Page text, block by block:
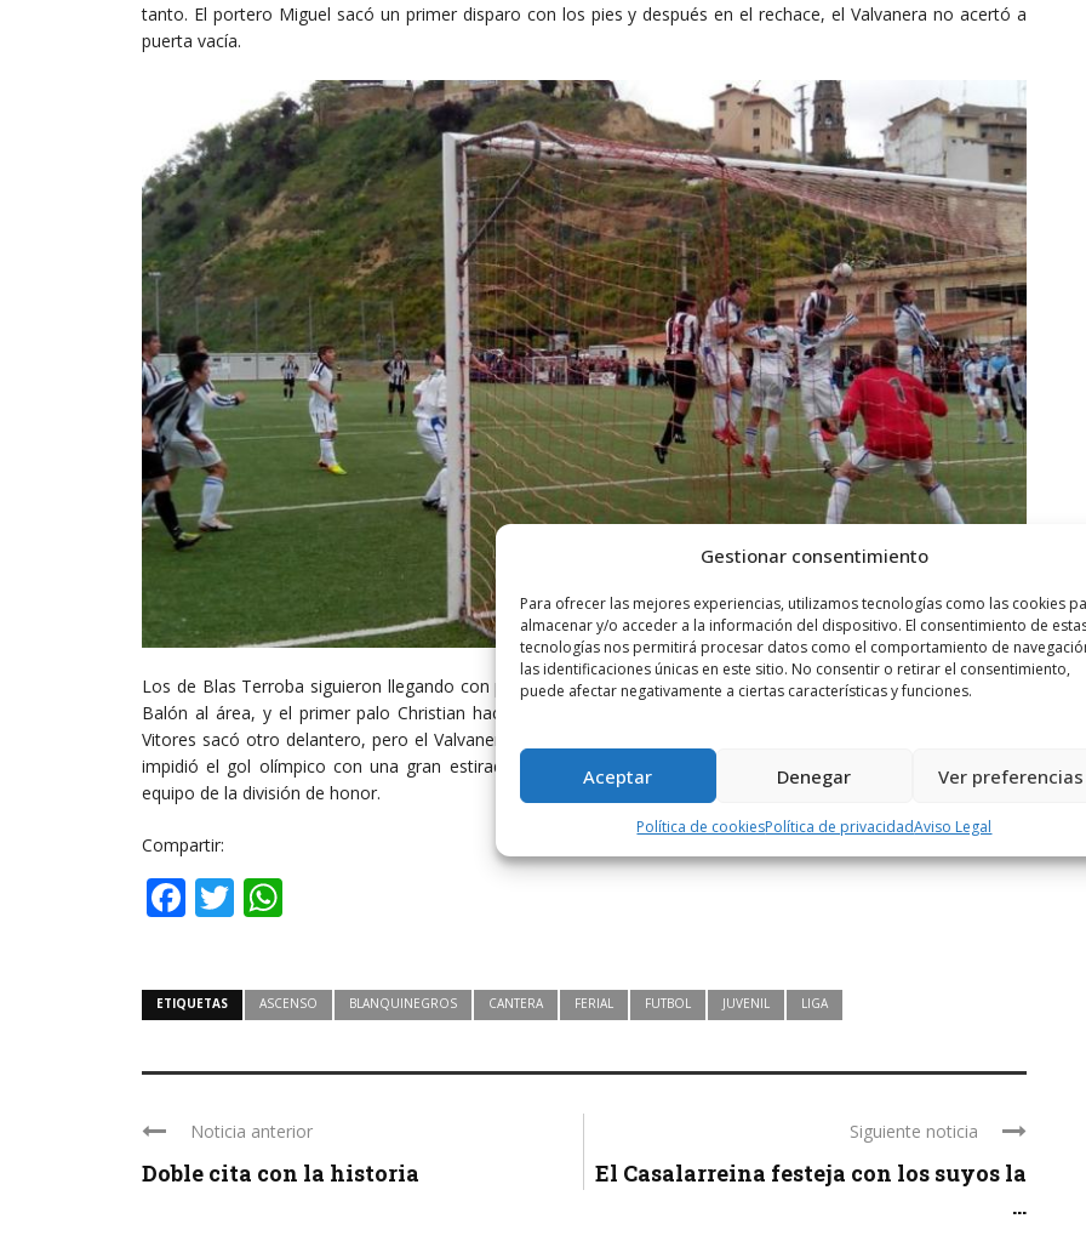
Gestionar consentimiento
Para ofrecer las mejores experiencias, utilizamos tecnologías como las cookies
almacenar y/o acceder a la información del dispositivo. El consentimiento de
tecnologías nos permitirá procesar datos como el comportamiento de
las identificaciones únicas en este sitio. No consentir o retirar el consentimiento,
puede afectar negativamente a ciertas características y funciones.
Aceptar Denegar Ver preferencias
Política de cookiesPolítica de privacidadAviso Legal
tanto. El portero Miguel sacó un primer disparo con los pies y después en el rechace, el Valvanera no acertó a
puerta vacía.
Los de Blas Terroba siguieron llegando con peligro y un centro desde su banda izquierda llegó el definitivo 1-2.
Balón al área, y el primer palo Christian hacía el gol del desempate. El Haro se fue con todo al ataque. Kike
Vitores sacó otro delantero, pero el Valvanera en un córner a punto estuvo de hacer el tercero. Miguel Maicas
impidió el gol olímpico con una gran estirada. La remontada blanquinegra no llegó, y el Valvanera es nuevo
equipo de la división de honor.
Compartir:
Facebook
Twitter
ETIQUETAS ASCENSO BLANQUINEGROS CANTERA FERIAL FUTBOL JUVENIL LIGA
Noticia anterior
Doble cita con la historia
Siguiente noticia
El Casalarreina festeja con los suyos la
...